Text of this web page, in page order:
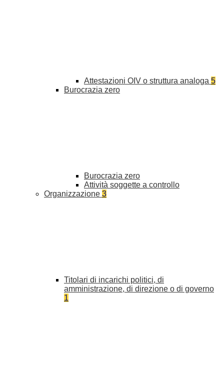
Attestazioni OIV o struttura analoga 5
Burocrazia zero
Burocrazia zero
Attività soggette a controllo
Organizzazione 3
Titolari di incarichi politici, di
amministrazione, di direzione o di governo
1